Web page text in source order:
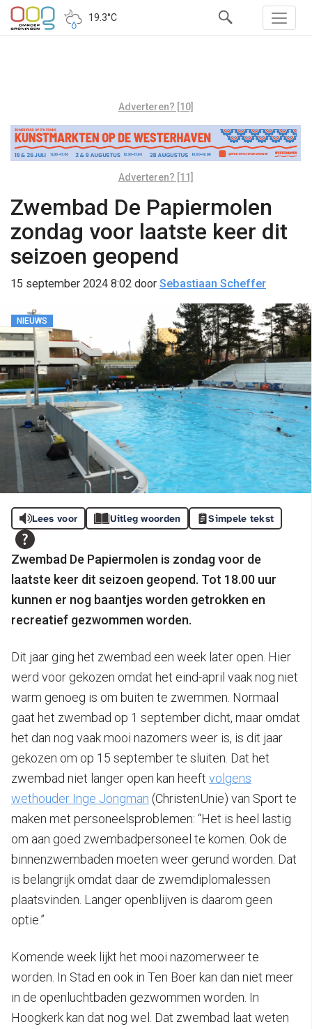
19.3°C
Adverteren? [10]
Adverteren? [11]
Zwembad De Papiermolen
zondag voor laatste keer dit
seizoen geopend
15 september 2024 8:02 door Sebastiaan Scheffer
NIEUWS
Lees voor Uitleg woorden Simpele tekst
Zwembad De Papiermolen is zondag voor de
laatste keer dit seizoen geopend. Tot 18.00 uur
kunnen er nog baantjes worden getrokken en
recreatief gezwommen worden.
Dit jaar ging het zwembad een week later open. Hier
werd voor gekozen omdat het eind-april vaak nog niet
warm genoeg is om buiten te zwemmen. Normaal
gaat het zwembad op 1 september dicht, maar omdat
het dan nog vaak mooi nazomers weer is, is dit jaar
gekozen om op 15 september te sluiten. Dat het
zwembad niet langer open kan heeft volgens
wethouder Inge Jongman (ChristenUnie) van Sport te
maken met personeelsproblemen: “Het is heel lastig
om aan goed zwembadpersoneel te komen. Ook de
binnenzwembaden moeten weer gerund worden. Dat
is belangrijk omdat daar de zwemdiplomalessen
plaatsvinden. Langer openblijven is daarom geen
optie.”
Komende week lijkt het mooi nazomerweer te
worden. In Stad en ook in Ten Boer kan dan niet meer
in de openluchtbaden gezwommen worden. In
Hoogkerk kan dat nog wel. Dat zwembad laat weten